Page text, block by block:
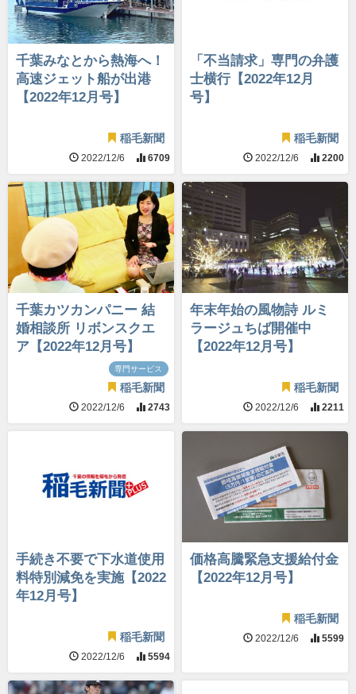
千葉みなとから熱海へ！
高速ジェット船が出港
【2022年12月号】
稲毛新聞
2022/12/6 6709
「不当請求」専門の弁護
士横行【2022年12月
号】
稲毛新聞
2022/12/6 2200
千葉カツカンパニー 結
婚相談所 リボンスクエ
ア【2022年12月号】
専門サービス
稲毛新聞
2022/12/6 2743
年末年始の風物詩 ルミ
ラージュちば開催中
【2022年12月号】
稲毛新聞
2022/12/6 2211
手続き不要で下水道使用
料特別減免を実施【2022
年12月号】
稲毛新聞
2022/12/6 5594
価格高騰緊急支援給付金
【2022年12月号】
稲毛新聞
2022/12/6 5599